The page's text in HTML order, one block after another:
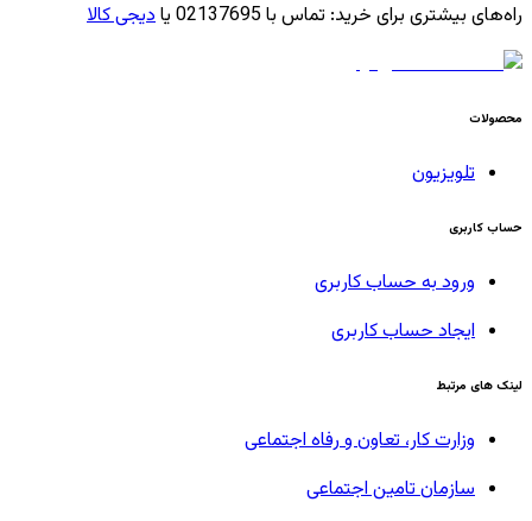
راه‌های بیشتری برای خرید: تماس با 02137695 یا دیجی کالا
محصولات
تلویزیون
حساب کاربری
ورود به حساب کاربری
ایجاد حساب کاربری
لینک های مرتبط
وزارت کار، تعاون و رفاه اجتماعی
سازمان تامین اجتماعی